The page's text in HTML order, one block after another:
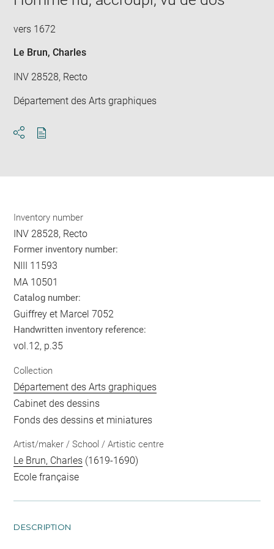
vers 1672
Le Brun, Charles
INV 28528, Recto
Département des Arts graphiques
Inventory number
INV 28528, Recto
Former inventory number:
NIII 11593
MA 10501
Catalog number:
Guiffrey et Marcel 7052
Handwritten inventory reference:
vol.12, p.35
Collection
Département des Arts graphiques
Cabinet des dessins
Fonds des dessins et miniatures
Artist/maker / School / Artistic centre
Le Brun, Charles (1619-1690)
Ecole française
DESCRIPTION